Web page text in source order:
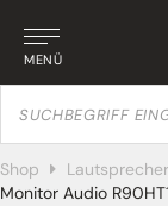
MENÜ
Products
search
Shop Lautsprecher
Monitor Audio